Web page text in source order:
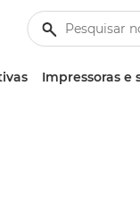
Impressoras e